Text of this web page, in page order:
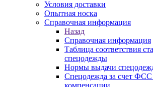
Условия доставки
Опытная носка
Справочная информация
Назад
Справочная информация
Таблица соответствия
спецодежды
Нормы выдачи
Спецодежда за счет ФСС
компенсации